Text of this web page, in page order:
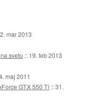
mar 2013
svetu :: 19. feb 2013
maj 2011
GTX 550 Ti ::31.